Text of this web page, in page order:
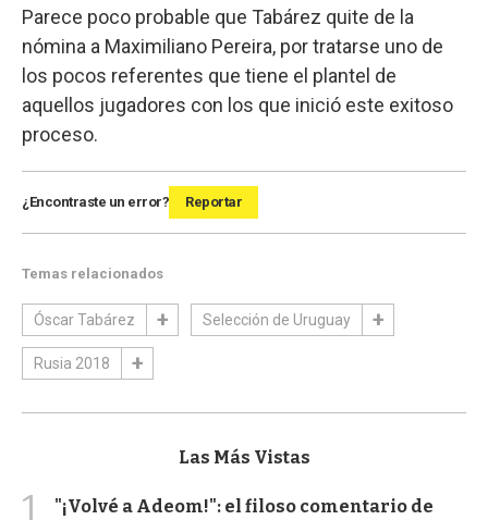
Parece poco probable que Tabárez quite de la
nómina a Maximiliano Pereira, por tratarse uno de
los pocos referentes que tiene el plantel de
aquellos jugadores con los que inició este exitoso
proceso.
¿Encontraste un error? Reportar
Temas relacionados
Óscar Tabárez Selección de Uruguay
Rusia 2018
Las Más Vistas
1
"¡Volvé a Adeom!": el filoso comentario de